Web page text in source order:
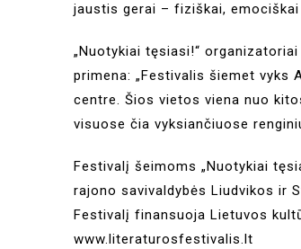
jaustis gerai – fiziškai,
„Nuotykiai tęsiasi!“
primena: „Festivalis šiemet
centre. Šios vietos viena nuo
visuose čia vyksiančiuose
Festivalį šeimoms „Nuotykiai
rajono savivaldybės Liudvikos ir
Festivalį finansuoja Lietuvos
www.literaturosfestivalis.lt